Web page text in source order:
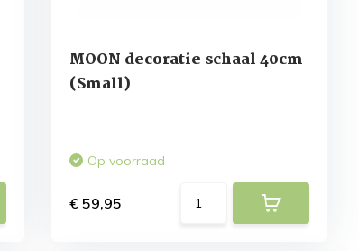
MOON decoratie schaal 40cm
(Small)
Op voorraad
€ 59,95